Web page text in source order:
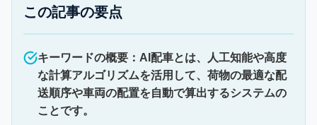
この記事の要点
キーワードの概要：AI配車とは、人工知能や高度
な計算アルゴリズムを活用して、荷物の最適な配
送順序や車両の配置を自動で算出するシステムの
ことです。